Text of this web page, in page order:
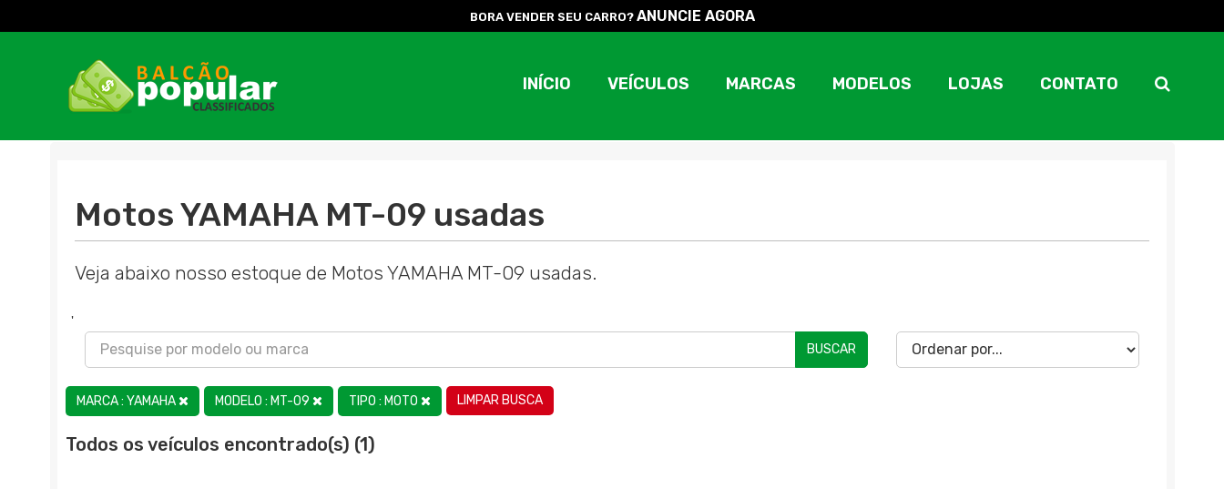
BORA VENDER SEU CARRO? ANUNCIE AGORA
INÍCIO VEÍCULOS MARCAS MODELOS LOJAS CONTATO
Motos YAMAHA MT-09 usadas
Veja abaixo nosso estoque de Motos YAMAHA MT-09 usadas.
'
BUSCAR
MARCA : YAMAHA MODELO : MT-09 TIPO : MOTO LIMPAR BUSCA
Todos os veículos encontrado(s) (1)